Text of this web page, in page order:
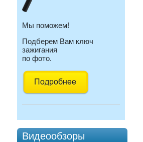
Мы поможем!
Подберем Вам ключ
зажигания
по фото.
Видеообзоры